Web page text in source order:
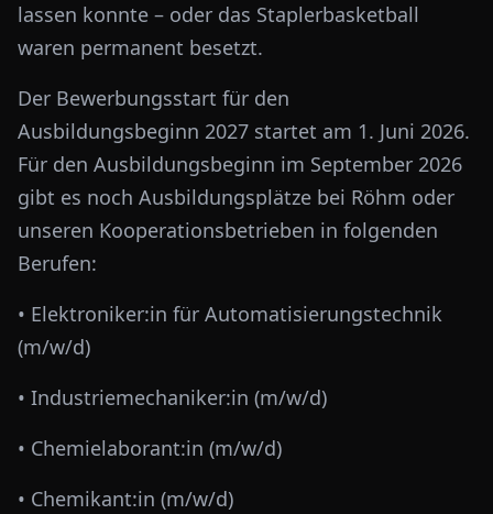
lassen konnte – oder das Staplerbasketball
waren permanent besetzt.
Der Bewerbungsstart für den
Ausbildungsbeginn 2027 startet am 1. Juni 2026.
Für den Ausbildungsbeginn im September 2026
gibt es noch Ausbildungsplätze bei Röhm oder
unseren Kooperationsbetrieben in folgenden
Berufen:
• Elektroniker:in für Automatisierungstechnik
(m/w/d)
• Industriemechaniker:in (m/w/d)
• Chemielaborant:in (m/w/d)
• Chemikant:in (m/w/d)